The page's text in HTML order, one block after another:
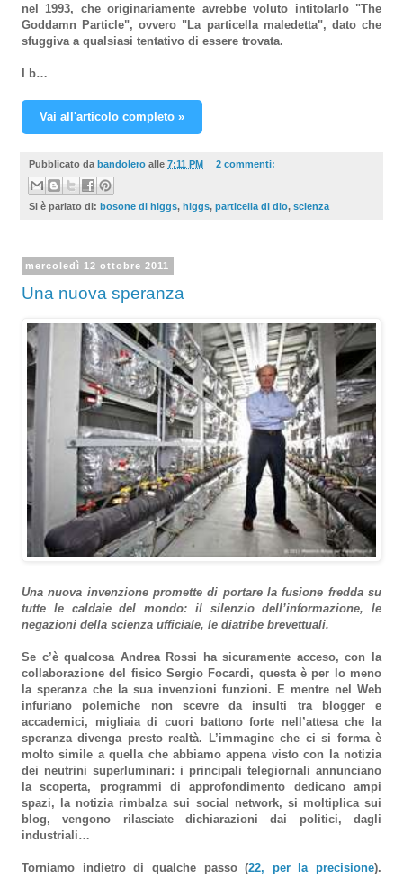
nel 1993, che originariamente avrebbe voluto intitolarlo "The
Goddamn Particle", ovvero "La particella maledetta", dato che
sfuggiva a qualsiasi tentativo di essere trovata.
I b…
Vai all'articolo completo »
Pubblicato da bandolero alle 7:11 PM 2 commenti:
Si è parlato di: bosone di higgs, higgs, particella di dio, scienza
mercoledì 12 ottobre 2011
Una nuova speranza
Una nuova invenzione promette di portare la fusione fredda su
tutte le caldaie del mondo: il silenzio dell’informazione, le
negazioni della scienza ufficiale, le diatribe brevettuali.
Se c’è qualcosa Andrea Rossi ha sicuramente acceso, con la
collaborazione del fisico Sergio Focardi, questa è per lo meno
la speranza che la sua invenzioni funzioni. E mentre nel Web
infuriano polemiche non scevre da insulti tra blogger e
accademici, migliaia di cuori battono forte nell’attesa che la
speranza divenga presto realtà. L’immagine che ci si forma è
molto simile a quella che abbiamo appena visto con la notizia
dei neutrini superluminari: i principali telegiornali annunciano
la scoperta, programmi di approfondimento dedicano ampi
spazi, la notizia rimbalza sui social network, si moltiplica sui
blog, vengono rilasciate dichiarazioni dai politici, dagli
industriali…
Torniamo indietro di qualche passo (22, per la precisione).